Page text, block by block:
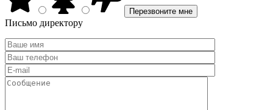
Письмо директору